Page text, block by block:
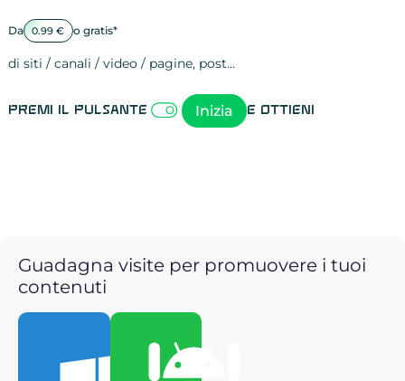
Da 0.99 € o gratis*
di siti / canali / video / pagine, post…
Premi il pulsante Inizia e ottieni
Guadagna visite per promuovere i tuoi
contenuti